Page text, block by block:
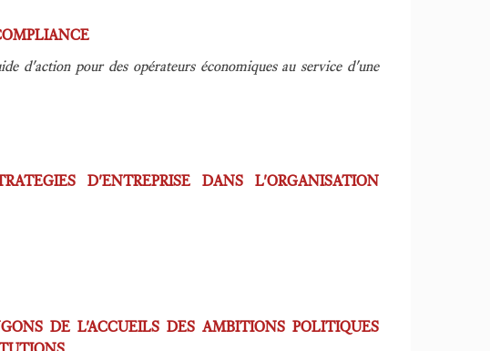
d'action pour des opérateurs économiques au service d'une
D'ENTREPRISE DANS L'ORGANISATION
DE L'ACCUEILS DES AMBITIONS POLITIQUES